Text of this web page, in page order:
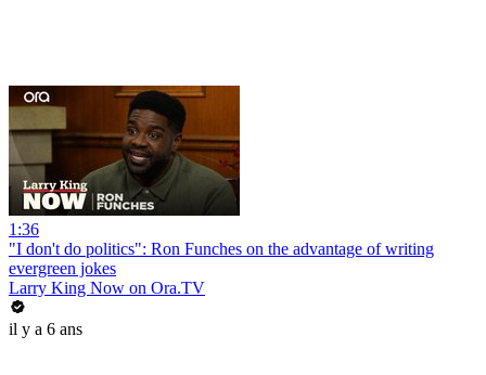
1:36
"I don't do politics": Ron Funches on the advantage of writing
evergreen jokes
Larry King Now on Ora.TV
il y a 6 ans